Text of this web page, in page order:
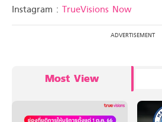
Instagram : TrueVisions Now
Most View